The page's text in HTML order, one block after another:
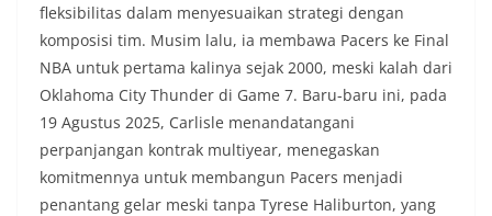
fleksibilitas dalam menyesuaikan strategi dengan
komposisi tim. Musim lalu, ia membawa Pacers ke Final
NBA untuk pertama kalinya sejak 2000, meski kalah dari
Oklahoma City Thunder di Game 7. Baru-baru ini, pada
19 Agustus 2025, Carlisle menandatangani
perpanjangan kontrak multiyear, menegaskan
komitmennya untuk membangun Pacers menjadi
penantang gelar meski tanpa Tyrese Haliburton, yang